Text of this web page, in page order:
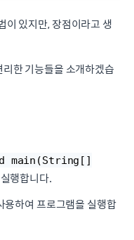
이 있지만, 장점이라고 생
한 기능들을 소개하겠습
main(String[]
행합니다.
용하여 프로그램을 실행합